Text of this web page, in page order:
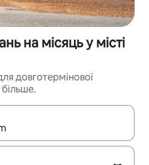
на місяць у місті
довготермінової
використовуйте для